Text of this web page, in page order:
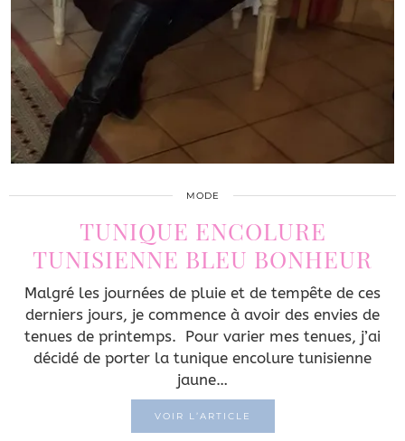
MODE
TUNIQUE ENCOLURE
TUNISIENNE BLEU BONHEUR
Malgré les journées de pluie et de tempête de ces
derniers jours, je commence à avoir des envies de
tenues de printemps. Pour varier mes tenues, j’ai
décidé de porter la tunique encolure tunisienne
jaune…
VOIR L’ARTICLE